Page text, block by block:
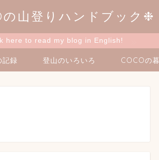
の山登りハンドブック❉
here to read my blog in English!
記録 登山のいろいろ COCOの